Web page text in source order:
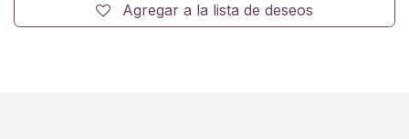
Agregar a la lista de deseos